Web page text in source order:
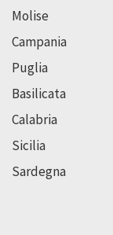
Molise
Campania
Puglia
Basilicata
Calabria
Sicilia
Sardegna